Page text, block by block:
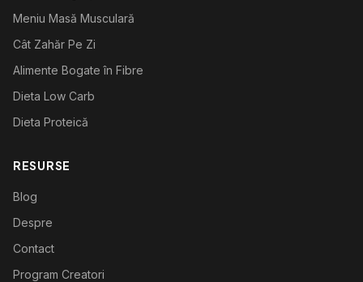
Meniu Masă Musculară
Cât Zahăr Pe Zi
Alimente Bogate în Fibre
Dieta Low Carb
Dieta Proteică
RESURSE
Blog
Despre
Contact
Program Creatori